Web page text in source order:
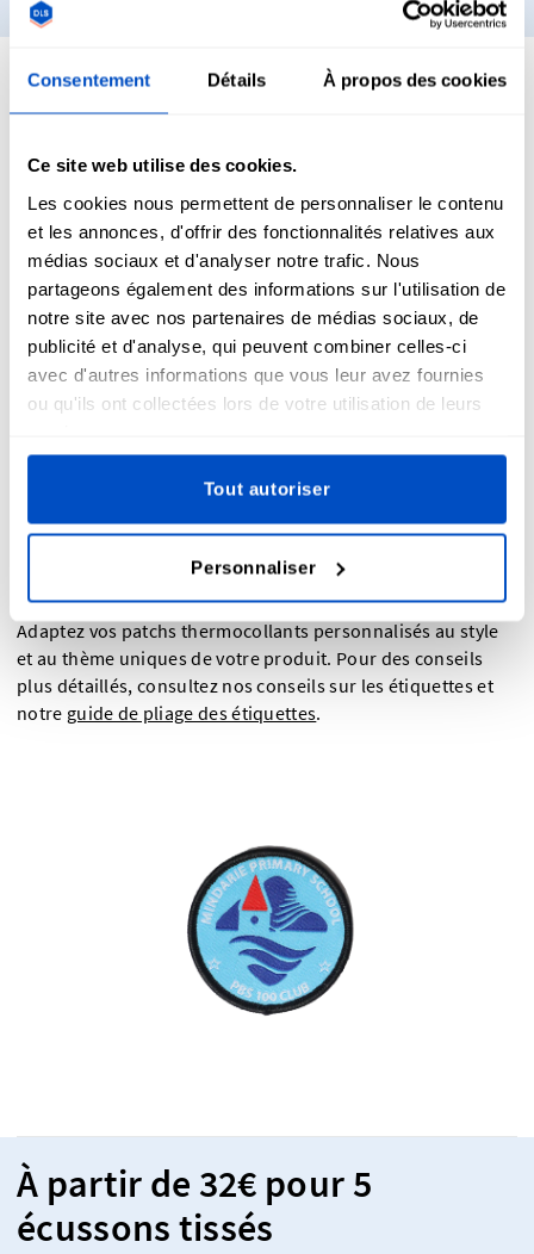
Consentement Détails À propos des cookies
Ce site web utilise des cookies.
Les cookies nous permettent de personnaliser le contenu
et les annonces, d'offrir des fonctionnalités relatives aux
médias sociaux et d'analyser notre trafic. Nous
partageons également des informations sur l'utilisation de
notre site avec nos partenaires de médias sociaux, de
publicité et d'analyse, qui peuvent combiner celles-ci
avec d'autres informations que vous leur avez fournies
ou qu'ils ont collectées lors de votre utilisation de leurs
Tout autoriser
Personnaliser
Patchs thermocollants pour sweatshirts,
Les patchs thermocollants personnalisés sont un excellent
moyen de mettre en valeur l'image de marque de vos
produits, en particulier lorsqu'ils sont apposés au dos de
sweats à capuche, dechemises, de pantalons et de divers
articles vestimentaires. Ces patchs constituent une toile
polyvalente sur laquelle vous pouvez exprimer l'identité de
votre marque, mettre en valeur votre logo, vos designs
Ce qui distingue les patchs thermocollants, c'est le niveau
de personnalisation qu'ils offrent, associé à leur facilité
thermocollants pour les vestes ou des patchs
thermocollants de plus petite taille pour les bonnets.
Adaptez vos patchs thermocollants personnalisés au style
et au thème uniques de votre produit. Pour des conseils
plus détaillés, consultez nos conseils sur les étiquettes et
notre guide de pliage des étiquettes.
À partir de 32€ pour 5
écussons tissés